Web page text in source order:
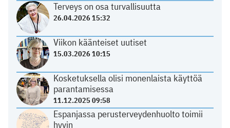
Terveys on osa turvallisuutta
26.04.2026 15:32
Viikon käänteiset uutiset
15.03.2026 10:15
Kosketuksella olisi monenlaista käyttöä
parantamisessa
11.12.2025 09:58
Espanjassa perusterveydenhuolto toimii
hyvin